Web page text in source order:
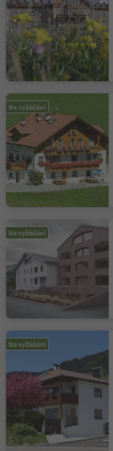
Na vyžádání
Na vyžádání
Na vyžádání